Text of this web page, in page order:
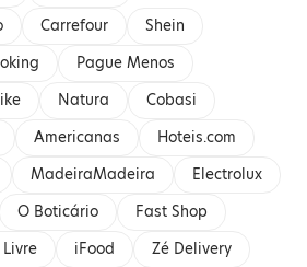
Carrefour
Shein
Pague Menos
Natura
Cobasi
Americanas
Hoteis.com
MadeiraMadeira
Electrolux
O Boticário
Fast Shop
iFood
Zé Delivery